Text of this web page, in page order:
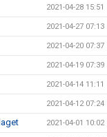
2021-04-28 15:51
2021-04-27 07:13
2021-04-20 07:37
2021-04-19 07:39
2021-04-14 11:11
2021-04-12 07:24
2021-04-01 10:02